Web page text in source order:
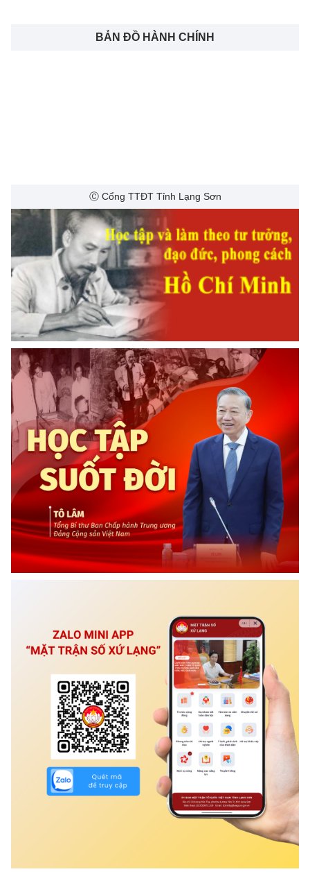
BẢN ĐỒ HÀNH CHÍNH
Ⓒ Cổng TTĐT Tỉnh Lạng Sơn